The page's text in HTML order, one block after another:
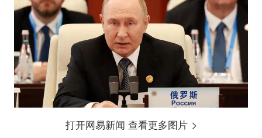
打开网易新闻 查看更多图片